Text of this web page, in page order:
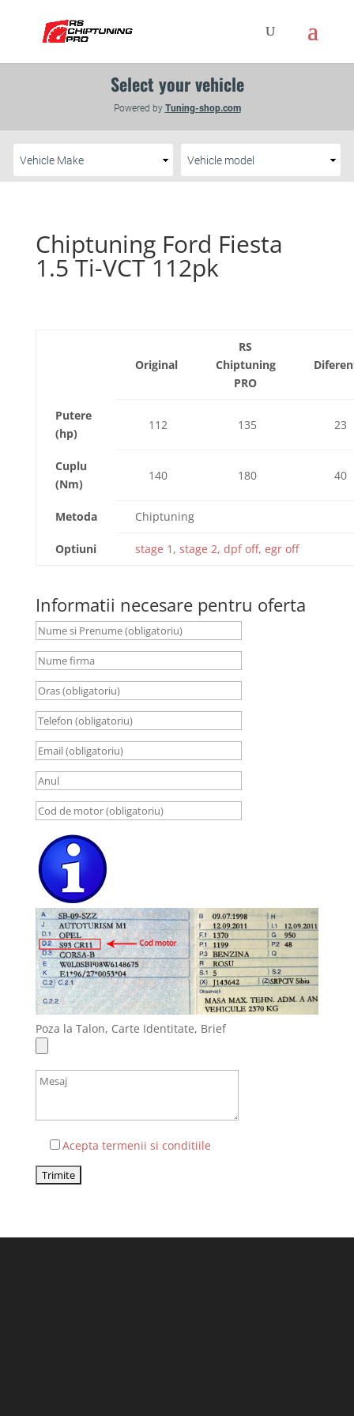
Chiptuning Ford Fiesta
1.5 Ti-VCT 112pk
Original
RS
Chiptuning
PRO
Putere
(hp)
112 135 23
Cuplu
(Nm)
140 180 40
Metoda Chiptuning
Optiuni stage 1, stage 2, dpf off, egr off
Informatii necesare pentru oferta
Poza la Talon, Carte Identitate, Brief
Acepta termenii si conditiile